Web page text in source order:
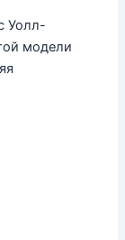
Уолл-
модели